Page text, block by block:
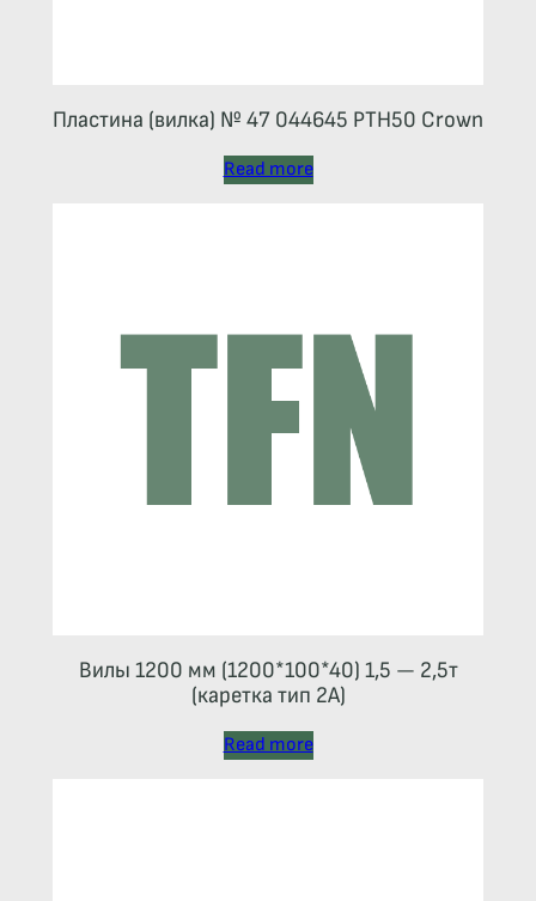
Пластина (вилка) № 47 044645 РТН50 Crown
Read more
Вилы 1200 мм (1200*100*40) 1,5 — 2,5т
(каретка тип 2A)
Read more